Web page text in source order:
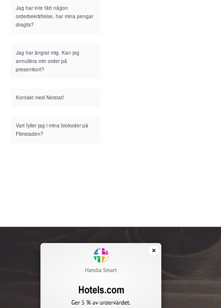
Jag har inte fått någon
orderbekräftelse, har mina pengar
dragits?
Jag har ångrat mig. Kan jag
annullera min order på
presentkort?
Kontakt med Norstat!
Vart fyller jag i mina biokoder på
Filmstaden?